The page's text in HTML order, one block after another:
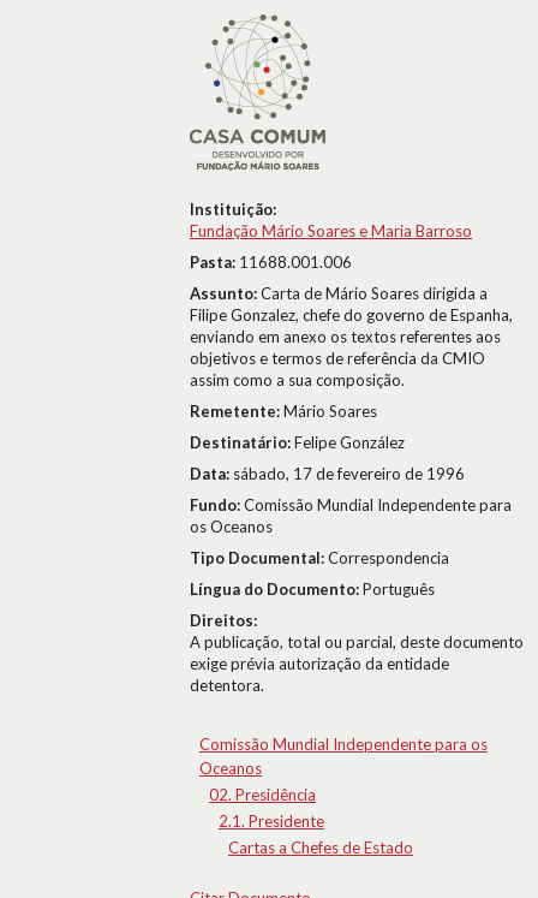
Instituição:
Fundação Mário Soares e Maria Barroso
Pasta: 11688.001.006
Assunto:Carta de Mário Soares dirigida a
Filipe Gonzalez, chefe do governo de Espanha,
enviando em anexo os textos referentes aos
objetivos e termos de referência da CMIO
assim como a sua composição.
Remetente:Mário Soares
Destinatário:Felipe González
Data: sábado, 17 de fevereiro de 1996
Fundo:Comissão Mundial Independente para
os Oceanos
Tipo Documental:Correspondencia
Língua do Documento:Português
Direitos:
A publicação, total ou parcial, deste documento
exige prévia autorização da entidade
detentora.
Comissão Mundial Independente para os
Oceanos
02. Presidência
2.1. Presidente
Cartas a Chefes de Estado